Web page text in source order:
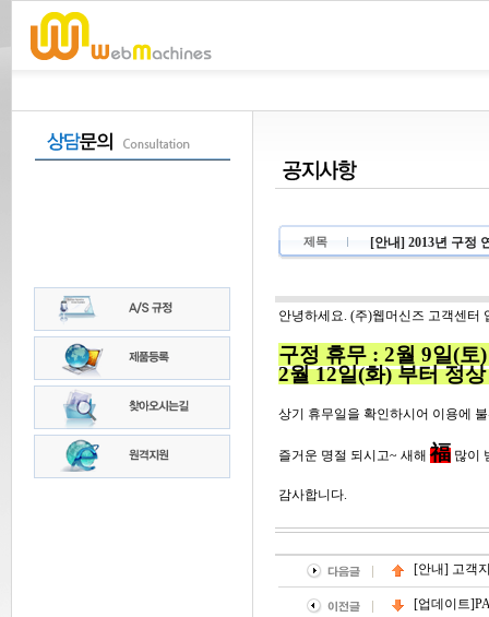
제목 [안내] 2013년 구정
안녕하세요. (주)웹머신즈 고객센터
구정 휴무 : 2월 9일(토
2월 12일(화)부터 정
상기 휴무일을 확인하시어 이용에
즐거운 명절 되시고~ 새해福 많이
감사합니다.
[안내] 고객
[업데이트